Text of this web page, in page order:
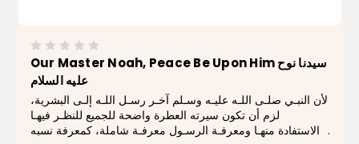
Our Master Noah, Peace Be Upon Him سيدنا نوح
علیه السلام
لأن النبـي صلـى اللـه عليـه وسـلم آخـر رسـل اللـه إلـى البشرية،
لزم أن تكون سيرته العطرة واضحة للجميع للنظـر فيهـا
والاستفادة منهـا ومعرفـة الرسـول معرفـة شاملة، كمعرفة نسبه